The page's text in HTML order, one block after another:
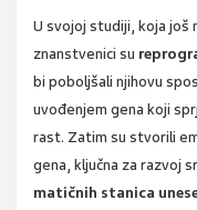
U svojoj studiji, koja još
znanstvenici su
bi poboljšali njihovu
uvođenjem gena koji
rast. Zatim su stvorili
gena, ključna za razvoj
matičnih stanica